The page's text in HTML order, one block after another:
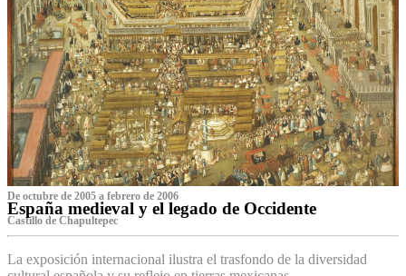
De octubre de 2005 a febrero de 2006
España medieval y el legado de Occidente
Castillo de Chapultepec
La exposición internacional ilustra el trasfondo de la diversidad